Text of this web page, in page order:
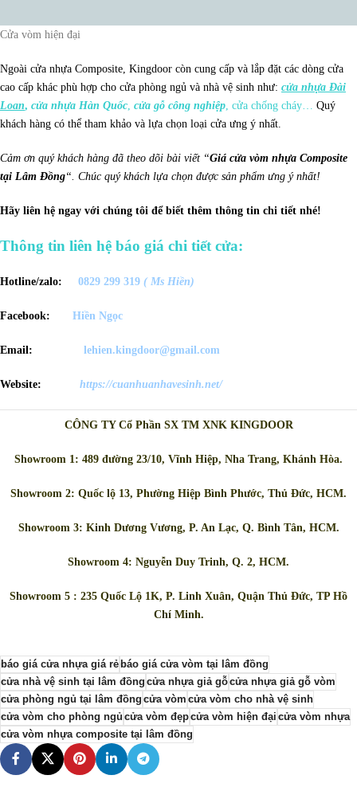
Cửa vòm hiện đại
Ngoài cửa nhựa Composite, Kingdoor còn cung cấp và lắp đặt các dòng cửa
cao cấp khác phù hợp cho cửa phòng ngủ và nhà vệ sinh như: cửa nhựa Đài
Loan, cửa nhựa Hàn Quốc, cửa gỗ công nghiệp, cửa chống cháy… Quý
khách hàng có thể tham khảo và lựa chọn loại cửa ưng ý nhất.
Cảm ơn quý khách hàng đã theo dõi bài viết “Giá cửa vòm nhựa Composite
tại Lâm Đồng“. Chúc quý khách lựa chọn được sản phẩm ưng ý nhất!
Hãy liên hệ ngay với chúng tôi để biết thêm thông tin chi tiết nhé!
Thông tin liên hệ báo giá chi tiết cửa:
Hotline/zalo: 0829 299 319 ( Ms Hiền)
Facebook: Hiền Ngọc
Email: lehien.kingdoor@gmail.com
Website: https://cuanhuanhavesinh.net/
CÔNG TY Cổ Phần SX TM XNK KINGDOOR
Showroom 1: 489 đường 23/10, Vĩnh Hiệp, Nha Trang, Khánh Hòa.
Showroom 2: Quốc lộ 13, Phường Hiệp Bình Phước, Thủ Đức, HCM.
Showroom 3: Kinh Dương Vương, P. An Lạc, Q. Bình Tân, HCM.
Showroom 4: Nguyễn Duy Trinh, Q. 2, HCM.
Showroom 5 : 235 Quốc Lộ 1K, P. Linh Xuân, Quận Thủ Đức, TP Hồ
Chí Minh.
báo giá cửa nhựa giá rẻbáo giá cửa vòm tại lâm đồng
cửa nhà vệ sinh tại lâm đồng cửa nhựa giả gỗcửa nhựa giả gỗ vòm
cửa phòng ngủ tại lâm đồng cửa vòm cửa vòm cho nhà vệ sinh
cửa vòm cho phòng ngủ cửa vòm đẹpcửa vòm hiện đại cửa vòm nhựa
cửa vòm nhựa composite tại lâm đồng